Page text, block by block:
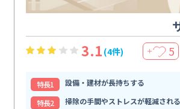
3.1 (4件) ＋ 5
特⻑1
設備・建材が長持ちする
特⻑2
掃除の手間やストレスが軽減される